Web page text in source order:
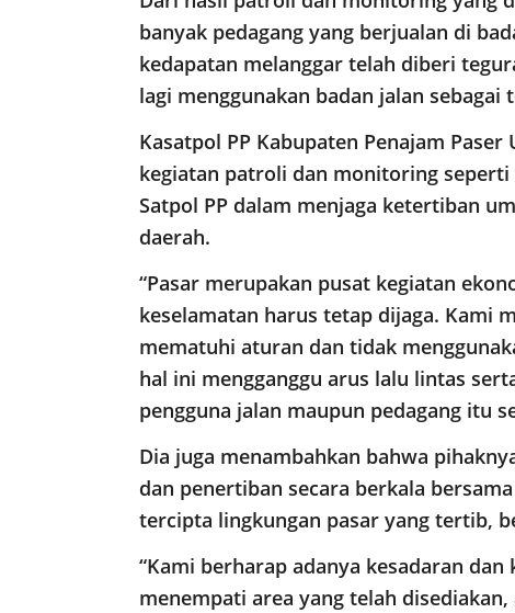
banyak pedagang yang berjualan di
kedapatan melanggar telah diberi
lagi menggunakan badan jalan sebagai
Kasatpol PP Kabupaten Penajam
kegiatan patroli dan monitoring
Satpol PP dalam menjaga ketertiban
daerah.
“Pasar merupakan pusat kegiatan
keselamatan harus tetap dijaga. Kami
mematuhi aturan dan tidak
hal ini mengganggu arus lalu lintas
pengguna jalan maupun pedagang itu
Dia juga menambahkan bahwa
dan penertiban secara berkala
tercipta lingkungan pasar yang tertib,
“Kami berharap adanya kesadaran
menempati area yang telah